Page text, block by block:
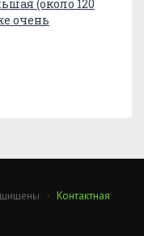
(около 120
очень
· Контактная